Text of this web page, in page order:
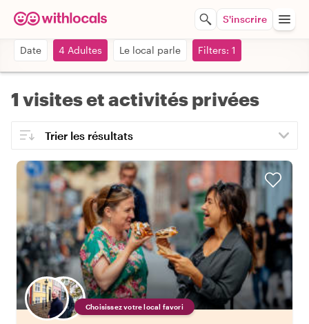
S'inscrire
Date 4 Adultes Le local parle Filters: 1
1 visites et activités privées
Choisissez votre local favori